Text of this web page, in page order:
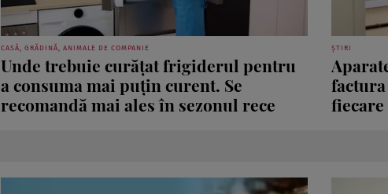
CASĂ, GRĂDINĂ, ANIMALE DE COMPANIE
Unde trebuie curățat frigiderul pentru
a consuma mai puțin curent. Se
recomandă mai ales în sezonul rece
ȘTIRI